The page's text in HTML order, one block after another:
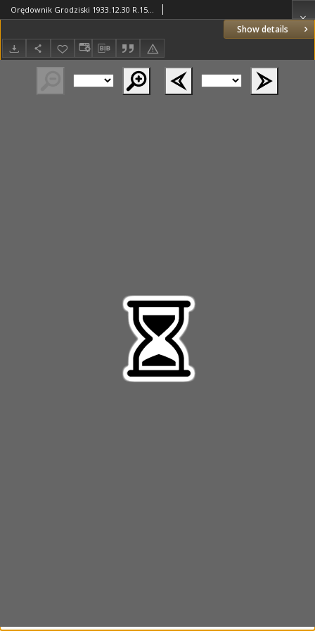
Show details
Orędownik Grodziski 1933.12.30 R.15 Nr104